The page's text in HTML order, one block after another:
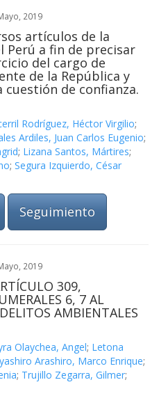
2019
artículos de la
Perú a fin de precisar
del cargo de
de la República y
de confianza.
Rodríguez, Héctor Virgilio;
Ardiles, Juan Carlos Eugenio;
; Lizana Santos, Mártires;
; Segura Izquierdo, César
Seguimiento
2019
309,
6, 7 AL
AMBIENTALES
Olaychea, Angel; Letona
Arashiro, Marco Enrique;
; Trujillo Zegarra, Gilmer;